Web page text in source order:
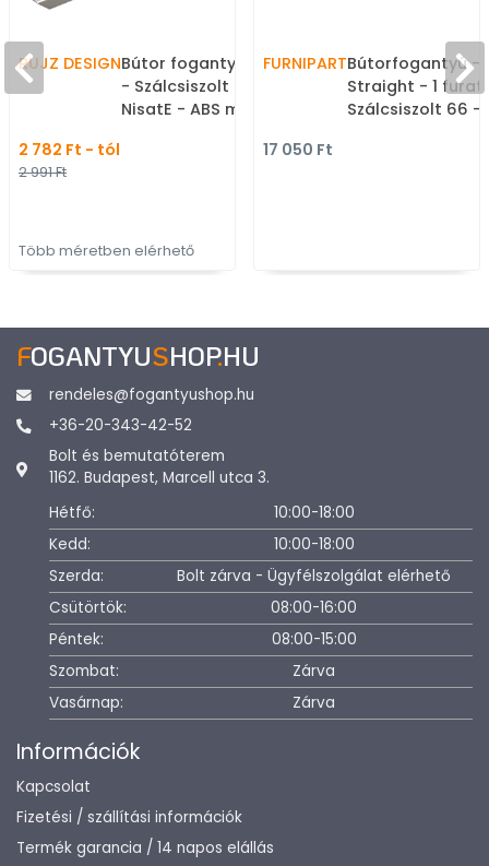
RUJZ DESIGNBútor fogantyú - 672.09
- Szálcsiszolt nikkel
NisatE - ABS műanyag -
fém bútorfogantyú
2 782 Ft - tól
2 991 Ft
Több méretben elérhető
FURNIPARTBútorfogantyú -
Straight - 1
Szálcsiszolt 66 -
17 050 Ft
FOGANTYUSHOP.HU
rendeles@fogantyushop.hu
+36-20-343-42-52
Bolt és bemutatóterem
1162. Budapest, Marcell utca 3.
Hétfő:
10:00-18:00
Kedd:
10:00-18:00
Szerda:
Bolt zárva - Ügyfélszolgálat elérhető
Csütörtök:
08:00-16:00
Péntek:
08:00-15:00
Szombat:
Zárva
Vasárnap:
Zárva
Információk
Kapcsolat
Fizetési / szállítási információk
Termék garancia / 14 napos elállás